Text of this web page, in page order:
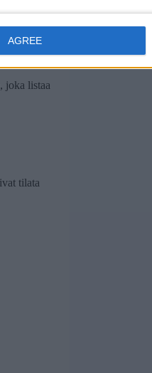
AGREE
, Suomen
, joka listaa
tilata